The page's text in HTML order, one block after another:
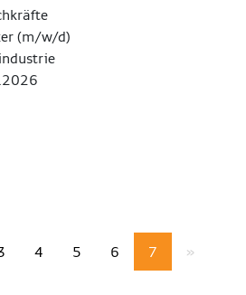
(m/w/d)
4 5 6 7 »